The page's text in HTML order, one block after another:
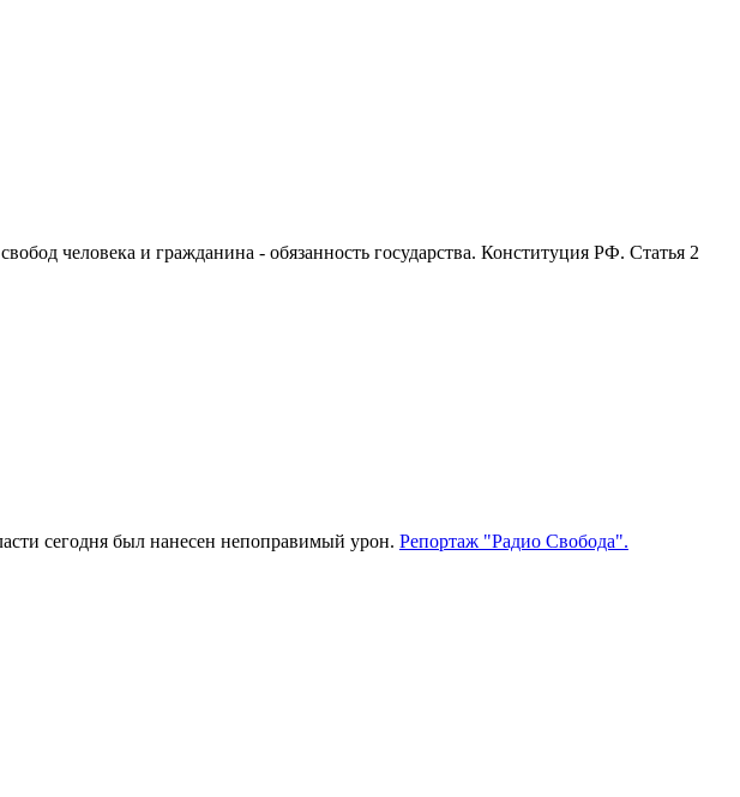
человека и гражданина - обязанность государства. Конституция РФ. Статья 2
сегодня был нанесен непоправимый урон. Репортаж "Радио Свобода".